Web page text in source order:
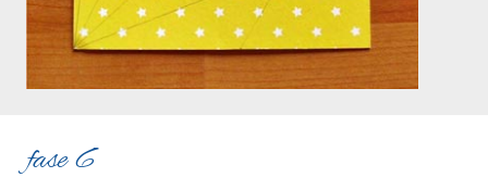
fase 6